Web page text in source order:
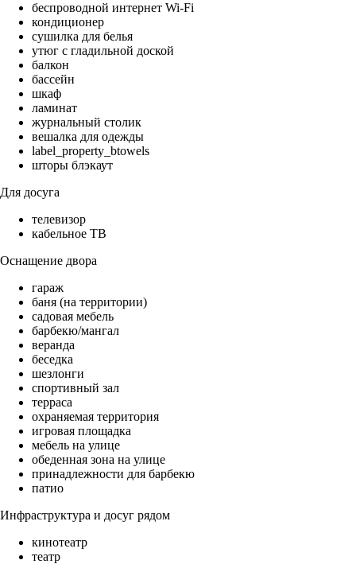
беспроводной интернет Wi-Fi
кондиционер
сушилка для белья
утюг с гладильной доской
балкон
бассейн
шкаф
ламинат
журнальный столик
вешалка для одежды
label_property_btowels
шторы блэкаут
Для досуга
телевизор
кабельное ТВ
Оснащение двора
гараж
баня (на территории)
садовая мебель
барбекю/мангал
веранда
беседка
шезлонги
спортивный зал
терраса
охраняемая территория
игровая площадка
мебель на улице
обеденная зона на улице
принадлежности для барбекю
патио
Инфраструктура и досуг рядом
кинотеатр
театр